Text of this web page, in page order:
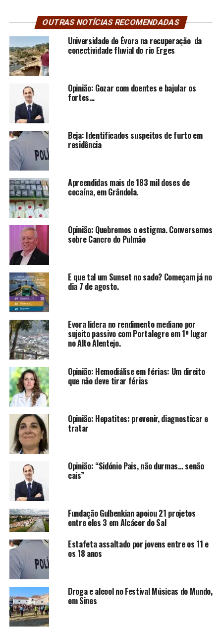
OUTRAS NOTÍCIAS RECOMENDADAS
Universidade de Évora na recuperação da
conectividade fluvial do rio Erges
Opinião: Gozar com doentes e bajular os
fortes…
Beja: Identificados suspeitos de furto em
residência
Apreendidas mais de 183 mil doses de
cocaína, em Grândola.
Opinião: Quebremos o estigma. Conversemos
sobre Cancro do Pulmão
E que tal um Sunset no sado? Começam já no
dia 7 de agosto.
Évora lidera no rendimento mediano por
sujeito passivo com Portalegre em 1º lugar
no Alto Alentejo.
Opinião: Hemodiálise em férias: Um direito
que não deve tirar férias
Opinião: Hepatites: prevenir, diagnosticar e
tratar
Opinião: “Sidónio Pais, não durmas… senão
cais”
Fundação Gulbenkian apoiou 21 projetos
entre eles 3 em Alcácer do Sal
Estafeta assaltado por jovens entre os 11 e
os 18 anos
Droga e alcool no Festival Músicas do Mundo,
em Sines